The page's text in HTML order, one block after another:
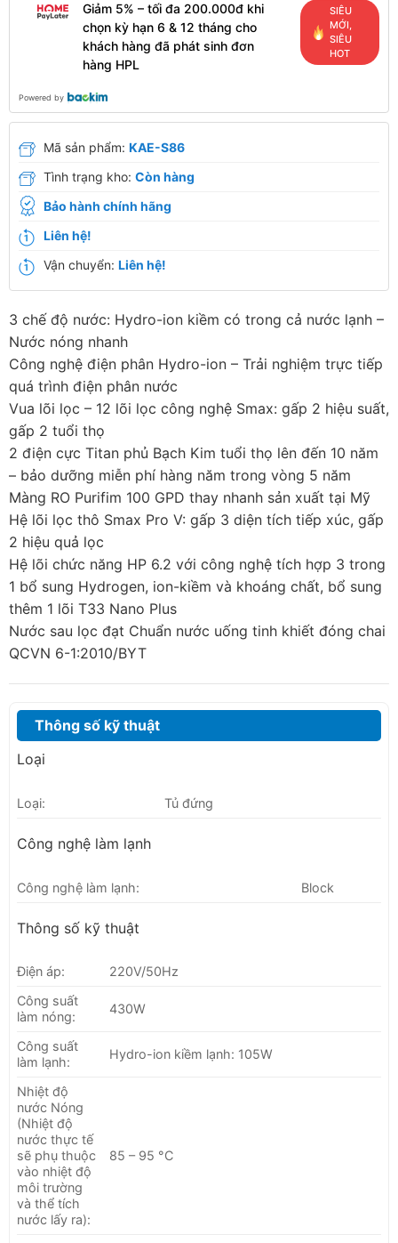
Giảm 5% – tối đa 200.000đ khi
chọn kỳ hạn 6 & 12 tháng cho
khách hàng đã phát sinh đơn
hàng HPL
SIÊU
MỚI,
SIÊU
HOT
Powered by
Mã sản phẩm: KAE-S86
Tình trạng kho: Còn hàng
Bảo hành chính hãng
Liên hệ!
Vận chuyển: Liên hệ!
3 chế độ nước: Hydro-ion kiềm có trong cả nước lạnh –
Nước nóng nhanh
Công nghệ điện phân Hydro-ion – Trải nghiệm trực tiếp
quá trình điện phân nước
Vua lõi lọc – 12 lõi lọc công nghệ Smax: gấp 2 hiệu suất,
gấp 2 tuổi thọ
2 điện cực Titan phủ Bạch Kim tuổi thọ lên đến 10 năm
– bảo dưỡng miễn phí hàng năm trong vòng 5 năm
Màng RO Purifim 100 GPD thay nhanh sản xuất tại Mỹ
Hệ lõi lọc thô Smax Pro V: gấp 3 diện tích tiếp xúc, gấp
2 hiệu quả lọc
Hệ lõi chức năng HP 6.2 với công nghệ tích hợp 3 trong
1 bổ sung Hydrogen, ion-kiềm và khoáng chất, bổ sung
thêm 1 lõi T33 Nano Plus
Nước sau lọc đạt Chuẩn nước uống tinh khiết đóng chai
QCVN 6-1:2010/BYT
Thông số kỹ thuật
Loại
Loại: Tủ đứng
Công nghệ làm lạnh
Công nghệ làm lạnh: Block
Thông số kỹ thuật
Điện áp:
220V/50Hz
Công suất
làm nóng:
430W
Công suất
làm lạnh:
Hydro-ion kiềm lạnh: 105W
Nhiệt độ
nước Nóng
(Nhiệt độ
nước thực tế
sẽ phụ thuộc
vào nhiệt độ
môi trường
và thể tích
nước lấy ra):
85 – 95 °C